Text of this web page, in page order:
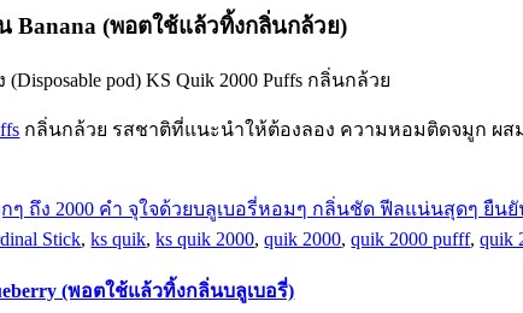
Banana (พอตใช้แล้วทิ้งกลิ่นกล้วย)
pod) KS Quik 2000 Puffs กลิ่นกล้วย
กลิ่นกล้วย รสชาติที่แนะนำให้ต้องลอง ความหอมติดจมูก ผส
Stick,ks quik,ks quik 2000,quik 2000,quik 2000 pufff,quik
(พอตใช้แล้วทิ้งกลิ่นบลูเบอรี่)